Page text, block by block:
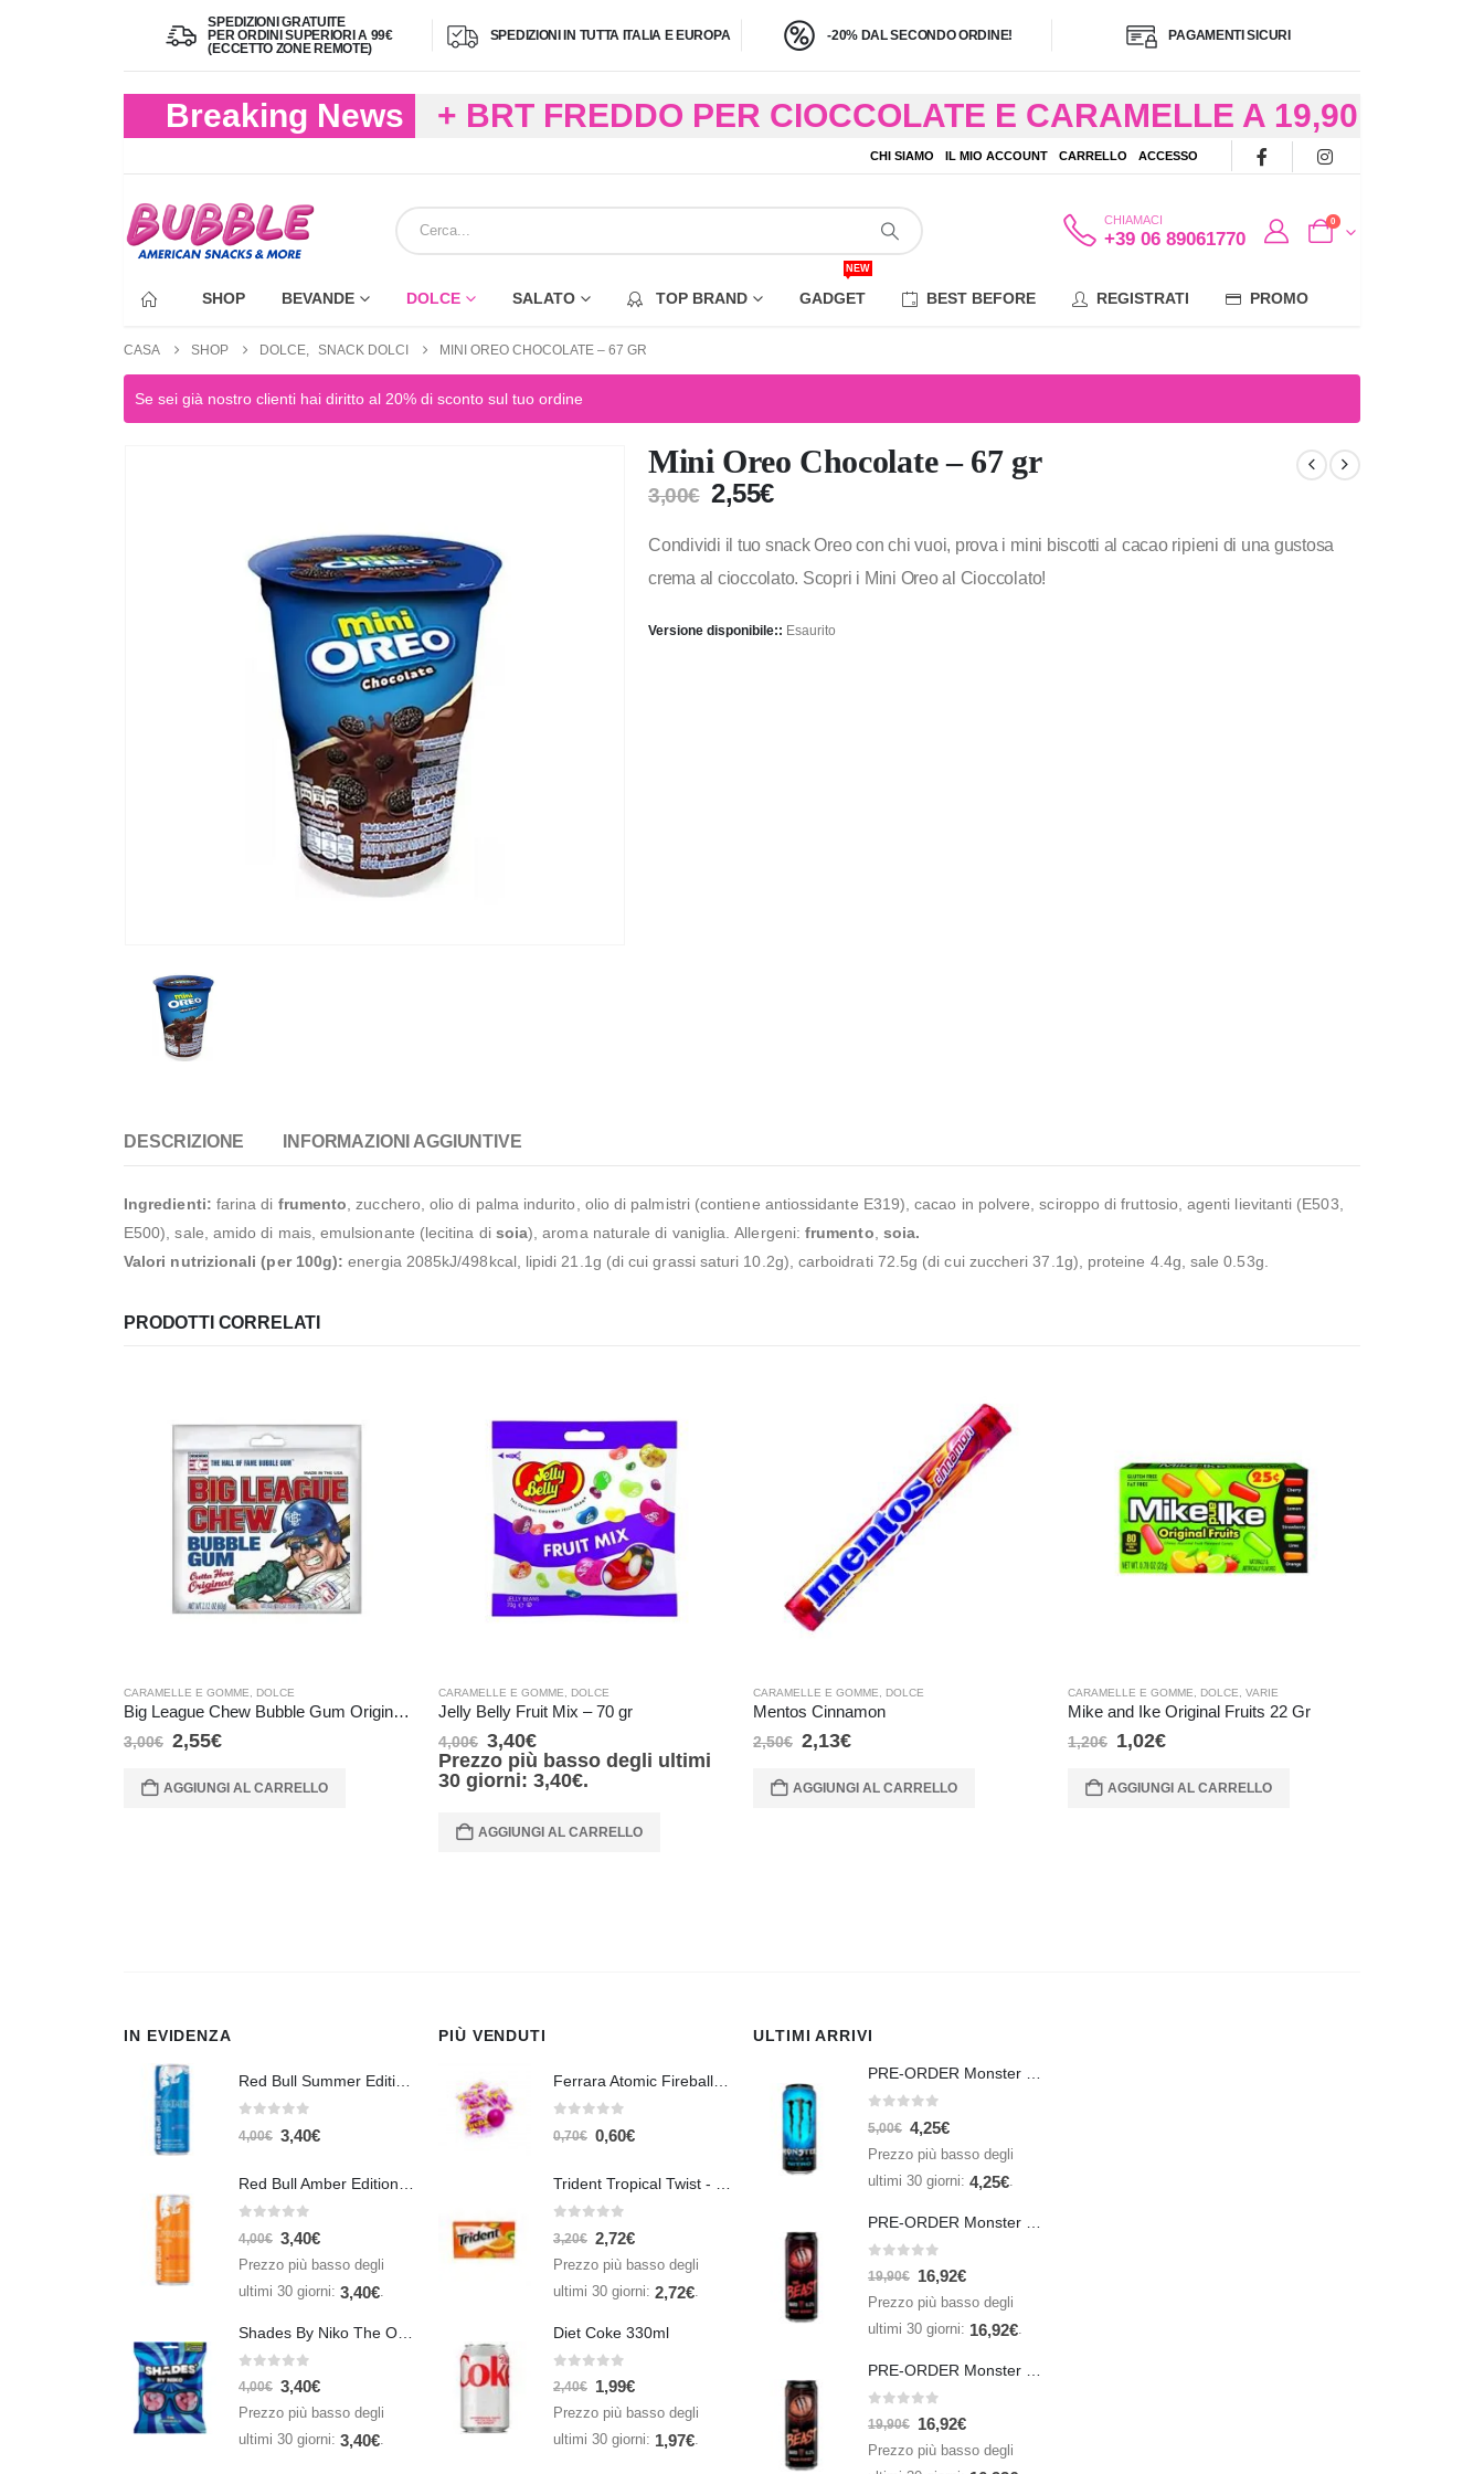
SPEDIZIONI GRATUITE
PER ORDINI SUPERIORI A 99€
(ECCETTO ZONE REMOTE)
SPEDIZIONI IN TUTTA ITALIA E EUROPA -20% DAL SECONDO ORDINE! PAGAMENTI SICURI
Breaking News
+ BRT FREDDO PER CIOCCOLATE E CARAMELLE A 19,90
(FINO A 4,9 KG) – CONSEGNA IN 24/48 ORE AD
ECCEZIONE DI ALCUNE AREE REMOTE
CHI SIAMO IL MIO ACCOUNT CARRELLO ACCESSO
CHIAMACI
+39 06 89061770
0
SHOP BEVANDE DOLCE SALATO TOP BRAND GADGET
NEW
BEST BEFORE REGISTRATI PROMO
CASA SHOP DOLCE SNACK DOLCI MINI OREO CHOCOLATE – 67 GR
Se sei già nostro clienti hai diritto al 20% di sconto sul tuo ordine
Mini Oreo Chocolate – 67 gr
3,00€ 2,55€
Condividi il tuo snack Oreo con chi vuoi, prova i mini biscotti al cacao ripieni di una gustosa
crema al cioccolato. Scopri i Mini Oreo al Cioccolato!
Versione disponibile:: Esaurito
DESCRIZIONE INFORMAZIONI AGGIUNTIVE
Ingredienti: farina di frumento, zucchero, olio di palma indurito, olio di palmistri (contiene antiossidante E319), cacao in polvere, sciroppo di fruttosio, agenti lievitanti (E503,
E500), sale, amido di mais, emulsionante (lecitina di soia), aroma naturale di vaniglia. Allergeni:frumento, soia.
Valori nutrizionali (per 100g): energia 2085kJ/498kcal, lipidi 21.1g (di cui grassi saturi 10.2g), carboidrati 72.5g (di cui zuccheri 37.1g), proteine 4.4g, sale 0.53g.
PRODOTTI CORRELATI
CARAMELLE E GOMME, DOLCE
Big League Chew Bubble Gum Original – 60 gr
3,00€ 2,55€
AGGIUNGI AL CARRELLO
CARAMELLE E GOMME, DOLCE
Jelly Belly Fruit Mix – 70 gr
4,00€ 3,40€
Prezzo più basso degli ultimi
30 giorni: 3,40€.
AGGIUNGI AL CARRELLO
CARAMELLE E GOMME, DOLCE
Mentos Cinnamon
2,50€ 2,13€
AGGIUNGI AL CARRELLO
CARAMELLE E GOMME, DOLCE, VARIE
Mike and Ike Original Fruits 22 Gr
1,20€ 1,02€
AGGIUNGI AL CARRELLO
IN EVIDENZA
Red Bull Summer Edition Juneberry 250 ml
4,00€ 3,40€
Red Bull Amber Edition Apricot Strawberry 250ml – Energy Drink Albicocca e Fragola
4,00€ 3,40€
Prezzo più basso degli
ultimi 30 giorni: 3,40€
4,00€ 3,40€
Prezzo più basso degli
ultimi 30 giorni: 3,40€
PIÙ VENDUTI
Ferrara Atomic Fireballs Cinnamon 1 Piece - 5 gr
0,70€ 0,60€
Trident Tropical Twist - 26,6 gr
3,20€ 2,72€
Prezzo più basso degli
ultimi 30 giorni: 2,72€
Diet Coke 330ml
2,40€ 1,99€
Prezzo più basso degli
ultimi 30 giorni: 1,97€
ULTIMI ARRIVI
PRE-ORDER Monster Energy Nitro Blue Flash PL 500 ml IN ARRIVO IL 21 SETTEMBRE
5,00€ 4,25€
Prezzo più basso degli
ultimi 30 giorni: 4,25€
19,90€ 16,92€
Prezzo più basso degli
ultimi 30 giorni: 16,92€
19,90€ 16,92€
Prezzo più basso degli